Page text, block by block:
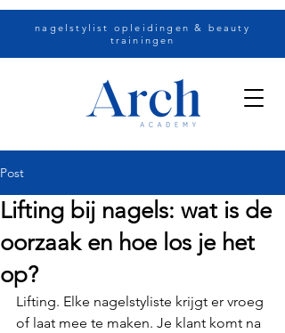
nagelstylist opleidingen & beauty
trainingen
Post
Lifting bij nagels: wat is de
oorzaak en hoe los je het
op?
Lifting. Elke nagelstyliste krijgt er vroeg
of laat mee te maken. Je klant komt na